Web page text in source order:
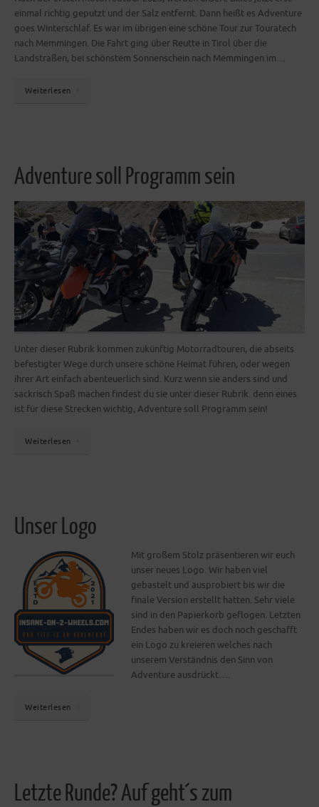
einmal richtig geputzt und der Salz entfernt. Dann heißt es Adventure
goes Winterschlaf. Es war im übrigen eine schöne Tour zur Touratech
nach Memmingen. Die Fahrt ging über Reutte in Tirol über die
Landstraßen, bei schönstem Sonnenschein nach Memmingen im…
Weiterlesen
Adventure soll Programm sein
Unter dieser Rubrik kommen zukünftig Motorradtouren, die abseits
befestigter Wege durch unsere schöne Heimat führen, oder wegen
ihrer Art einfach abenteuerlich sind. Kurz wenn sie anders sind und
sackrisch Spaß machen findest du sie unter dieser Rubrik. denn eines
ist für diese Strecken wichtig, Adventure soll Programm sein!
Weiterlesen
Unser Logo
Mit großem Stolz präsentieren wir euch
unser neues Logo. Wir haben viel
gebastelt und ausprobiert bis wir die
finale Version erstellt hatten. Sehr viele
sind in den Papierkorb geflogen. Letzten
Endes haben wir es doch noch geschafft
ein Logo zu kreieren welches nach
unserem Verständnis den Sinn von
Adventure ausdrückt….
Weiterlesen
Letzte Runde? Auf geht´s zum